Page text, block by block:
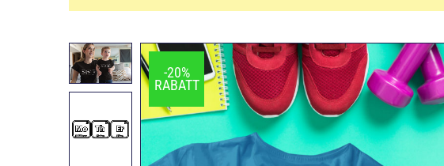
-20%
RABATT